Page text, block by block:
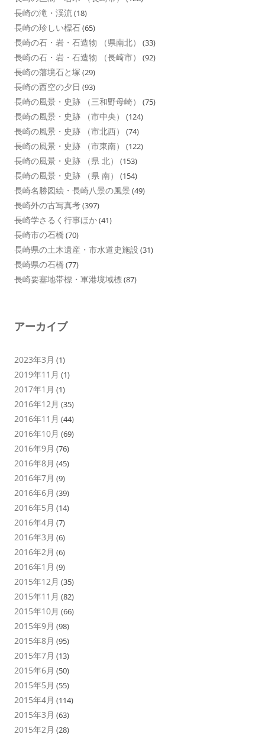
長崎の滝・渓流(18)
長崎の珍しい標石(65)
長崎の石・岩・石造物 （県南北） (33)
長崎の石・岩・石造物 （長崎市） (92)
長崎の藩境石と塚 (29)
長崎の西空の夕日 (93)
長崎の風景・史跡 （三和野母崎） (75)
長崎の風景・史跡 （市中央） (124)
長崎の風景・史跡 （市北西） (74)
長崎の風景・史跡 （市東南） (122)
長崎の風景・史跡 （県 北） (153)
長崎の風景・史跡 （県 南） (154)
長崎名勝図絵・長崎八景の風景 (49)
長崎外の古写真考(397)
長崎学さるく行事ほか(41)
長崎市の石橋 (70)
長崎県の土木遺産・市水道史施設 (31)
長崎県の石橋 (77)
長崎要塞地帯標・軍港境域標(87)
アーカイブ
2023年3月 (1)
2019年11月 (1)
2017年1月 (1)
2016年12月 (35)
2016年11月 (44)
2016年10月 (69)
2016年9月 (76)
2016年8月 (45)
2016年7月 (9)
2016年6月 (39)
2016年5月 (14)
2016年4月 (7)
2016年3月 (6)
2016年2月 (6)
2016年1月 (9)
2015年12月 (35)
2015年11月 (82)
2015年10月 (66)
2015年9月 (98)
2015年8月 (95)
2015年7月 (13)
2015年6月 (50)
2015年5月 (55)
2015年4月 (114)
2015年3月 (63)
2015年2月 (28)